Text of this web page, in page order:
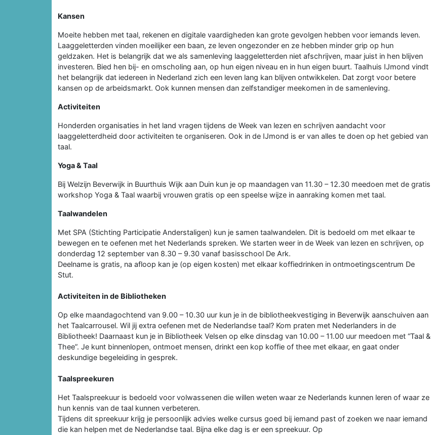
Kansen
Moeite hebben met taal, rekenen en digitale vaardigheden kan grote gevolgen hebben voor iemands leven.
Laaggeletterden vinden moeilijker een baan, ze leven ongezonder en ze hebben minder grip op hun
geldzaken. Het is belangrijk dat we als samenleving laaggeletterden niet afschrijven, maar juist in hen blijven
investeren. Bied hen bij- en omscholing aan, op hun eigen niveau en in hun eigen buurt. Taalhuis IJmond vindt
het belangrijk dat iedereen in Nederland zich een leven lang kan blijven ontwikkelen. Dat zorgt voor betere
kansen op de arbeidsmarkt. Ook kunnen mensen dan zelfstandiger meekomen in de samenleving.
Activiteiten
Honderden organisaties in het land vragen tijdens de Week van lezen en schrijven aandacht voor
laaggeletterdheid door activiteiten te organiseren. Ook in de IJmond is er van alles te doen op het gebied van
taal.
Yoga & Taal
Bij Welzijn Beverwijk in Buurthuis Wijk aan Duin kun je op maandagen van 11.30 – 12.30 meedoen met de gratis
workshop Yoga & Taal waarbij vrouwen gratis op een speelse wijze in aanraking komen met taal.
Taalwandelen
Met SPA (Stichting Participatie Anderstaligen) kun je samen taalwandelen. Dit is bedoeld om met elkaar te
bewegen en te oefenen met het Nederlands spreken. We starten weer in de Week van lezen en schrijven, op
donderdag 12 september van 8.30 – 9.30 vanaf basisschool De Ark.
Deelname is gratis, na afloop kan je (op eigen kosten) met elkaar koffiedrinken in ontmoetingscentrum De
Stut.
Activiteiten in de Bibliotheken
Op elke maandagochtend van 9.00 – 10.30 uur kun je in de bibliotheekvestiging in Beverwijk aanschuiven aan
het Taalcarrousel. Wil jij extra oefenen met de Nederlandse taal? Kom praten met Nederlanders in de
Bibliotheek! Daarnaast kun je in Bibliotheek Velsen op elke dinsdag van 10.00 – 11.00 uur meedoen met “Taal &
Thee”. Je kunt binnenlopen, ontmoet mensen, drinkt een kop koffie of thee met elkaar, en gaat onder
deskundige begeleiding in gesprek.
Taalspreekuren
Het Taalspreekuur is bedoeld voor volwassenen die willen weten waar ze Nederlands kunnen leren of waar ze
hun kennis van de taal kunnen verbeteren.
Tijdens dit spreekuur krijg je persoonlijk advies welke cursus goed bij iemand past of zoeken we naar iemand
die kan helpen met de Nederlandse taal. Bijna elke dag is er een spreekuur. Op